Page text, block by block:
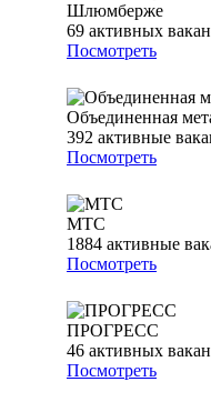
Шлюмберже
69 активных
Посмотреть
Объединенная
392 активные
Посмотреть
МТС
1884 активные
Посмотреть
ПРОГРЕСС
46 активных
Посмотреть